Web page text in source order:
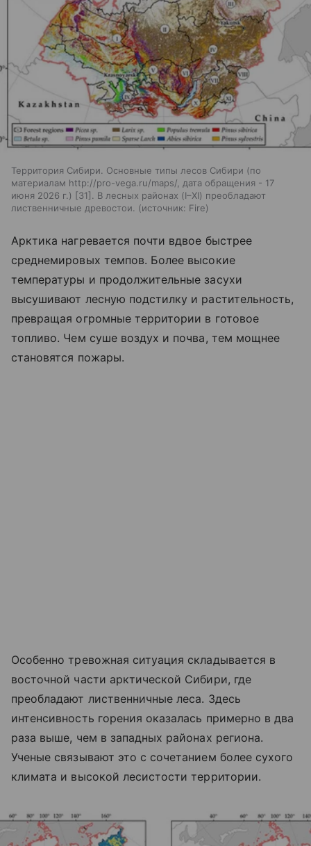
Территория Сибири. Основные типы лесов Сибири (по
материалам http://pro-vega.ru/maps/, дата обращения - 17
июня 2026 г.) [31]. В лесных районах (I–XI) преобладают
лиственничные древостои.
источник: Fire
Арктика нагревается почти вдвое быстрее
среднемировых темпов. Более высокие
температуры и продолжительные засухи
высушивают лесную подстилку и растительность,
превращая огромные территории в готовое
топливо. Чем суше воздух и почва, тем мощнее
становятся пожары.
Особенно тревожная ситуация складывается в
восточной части арктической Сибири, где
преобладают лиственничные леса. Здесь
интенсивность горения оказалась примерно в два
раза выше, чем в западных районах региона.
Ученые связывают это с сочетанием более сухого
климата и высокой лесистости территории.